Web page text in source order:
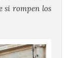
si rompen los